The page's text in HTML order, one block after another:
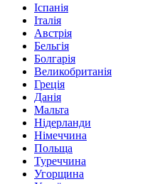
Іспанія
Італія
Австрія
Бельгія
Болгарія
Великобританія
Греція
Данія
Мальта
Нідерланди
Німеччина
Польща
Туреччина
Угорщина